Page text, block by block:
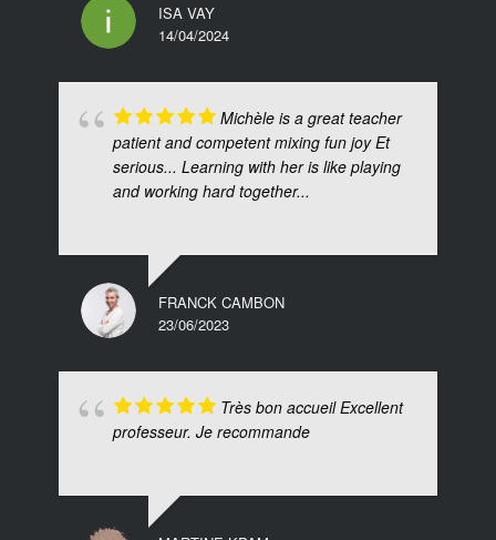
ISA VAY
14/04/2024
Michèle is a great teacher
patient and competent mixing fun joy Et
serious... Learning with her is like playing
and working hard together...
FRANCK CAMBON
23/06/2023
Très bon accueil Excellent
professeur. Je recommande